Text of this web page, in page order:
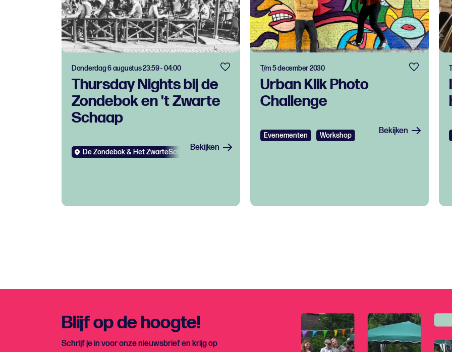
Thursday Nights bij de
Zondebok en 't Zwarte
Schaap
Donderdag 6 augustus 23:59 - 04:00
De Zondebok & Het ZwarteSchaap Gratis
Bekijken
Urban Klik Photo
Challenge
T/m 5 december 2030
Evenementen Workshop Bekijken
Blijf op de hoogte!
Schrijf je in voor onze nieuwsbrief en krijg op